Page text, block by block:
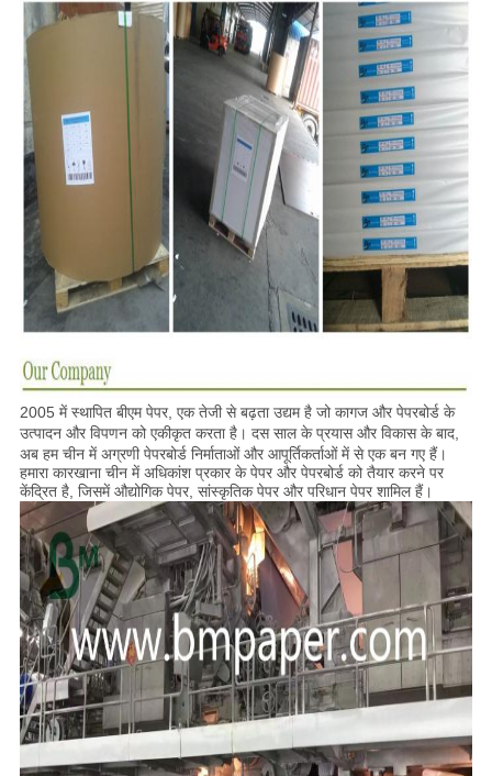
2005 में स्थापित बीएम पेपर, एक तेजी से बढ़ता उद्यम है जो कागज और पेपरबोर्ड के
उत्पादन और विपणन को एकीकृत करता है। दस साल के प्रयास और विकास के बाद,
अब हम चीन में अग्रणी पेपरबोर्ड निर्माताओं और आपूर्तिकर्ताओं में से एक बन गए हैं।
हमारा कारखाना चीन में अधिकांश प्रकार के पेपर और पेपरबोर्ड को तैयार करने पर
केंद्रित है, जिसमें औद्योगिक पेपर, सांस्कृतिक पेपर और परिधान पेपर शामिल हैं।